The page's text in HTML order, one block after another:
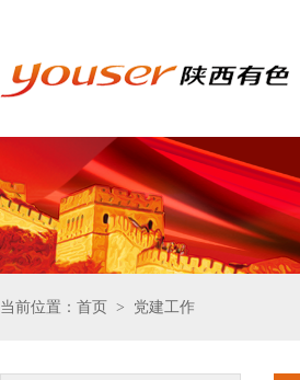
当前位置：首页 > 党建工作